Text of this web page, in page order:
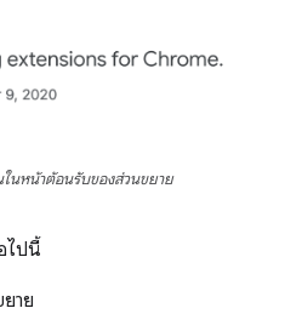
ในหน้าต้อนรับของส่วนขยาย
ไปนี้
าย